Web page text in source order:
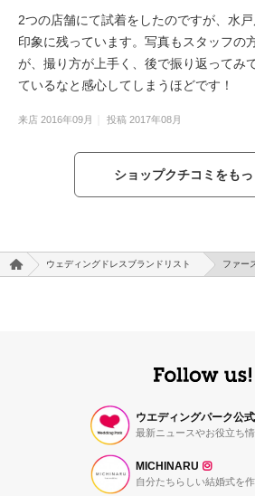
2つの店舗にて試着をしたのですが、水
印象に残っています。写真もスタッフの
が、撮り方が上手く、後で振り返ってみ
ているなと感心してしまうほどです！
来店 2016年09月 投稿 2017年08月
ショップクチコミをも
ウェディングドレスブランドリスト ファー
ウエディングパーク公式
最新ニュースやお役立ち情
MICHINARU
自分たちらしい結婚式を作